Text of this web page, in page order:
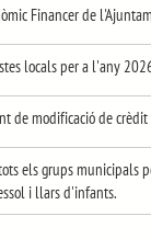
Financer de
locals per a l'any
de modificació de
els grups
i llars d'infants.